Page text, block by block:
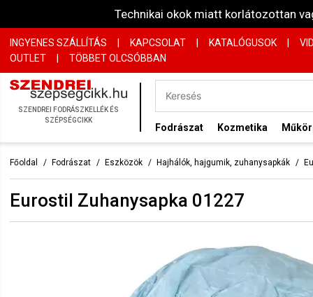
Technikai okok miatt korlátozottan
INGYENES SZÁLLÍTÁS KAPCSOLAT KATALÓGUSOK
OUTLET
| TÖBBET OLCSÓBBAN
SZENDREI FODRÁSZKELLÉK ÉS
SZÉPSÉGCIKK
Fodrászat Kozmetika
Főoldal Fodrászat Eszközök Hajhálók, hajgumik, zuhanysapkák
Eurostil Zuhanysapka 01227